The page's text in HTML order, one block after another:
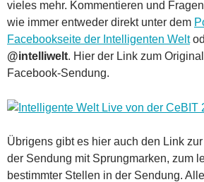
vieles mehr. Kommentieren und
wie immer entweder direkt unter dem
Facebookseite der Intelligenten Welt
@intelliwelt. Hier der Link zum
Facebook-Sendung.
Übrigens gibt es hier auch den Link
der Sendung mit Sprungmarken, zum
bestimmter Stellen in der Sendung.